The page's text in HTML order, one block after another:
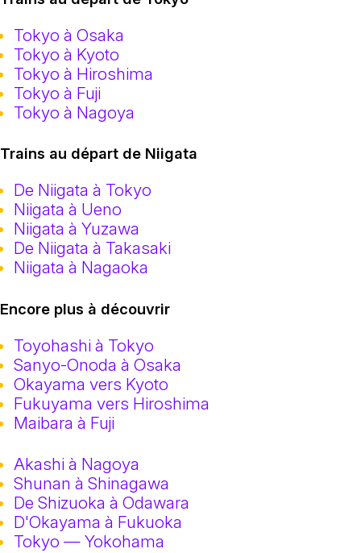
Tokyo à Osaka
Tokyo à Kyoto
Tokyo à Hiroshima
Tokyo à Fuji
Tokyo à Nagoya
Trains au départ de Niigata
De Niigata à Tokyo
Niigata à Ueno
Niigata à Yuzawa
De Niigata à Takasaki
Niigata à Nagaoka
Encore plus à découvrir
Toyohashi à Tokyo
Sanyo-Onoda à Osaka
Okayama vers Kyoto
Fukuyama vers Hiroshima
Maibara à Fuji
Akashi à Nagoya
Shunan à Shinagawa
De Shizuoka à Odawara
D'Okayama à Fukuoka
Tokyo — Yokohama